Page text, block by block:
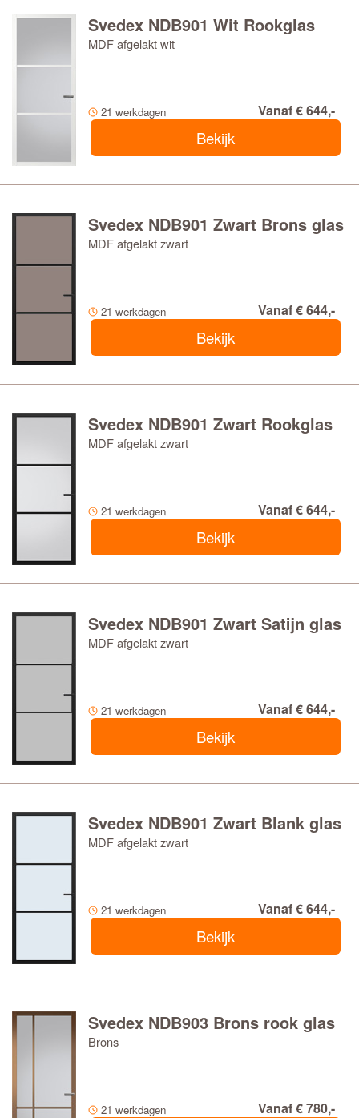
Svedex NDB901 Wit Rookglas
MDF afgelakt wit
21 werkdagen Vanaf € 644,-
Bekijk
Svedex NDB901 Zwart Brons glas
MDF afgelakt zwart
21 werkdagen Vanaf € 644,-
Bekijk
Svedex NDB901 Zwart Rookglas
MDF afgelakt zwart
21 werkdagen Vanaf € 644,-
Bekijk
Svedex NDB901 Zwart Satijn glas
MDF afgelakt zwart
21 werkdagen Vanaf € 644,-
Bekijk
Svedex NDB901 Zwart Blank glas
MDF afgelakt zwart
21 werkdagen Vanaf € 644,-
Bekijk
Svedex NDB903 Brons rook glas
Brons
21 werkdagen Vanaf € 780,-